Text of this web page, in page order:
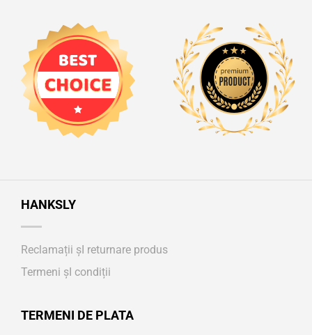
HANKSLY
Reclamații șI returnare produs
Termeni șI condiții
TERMENI DE PLATA